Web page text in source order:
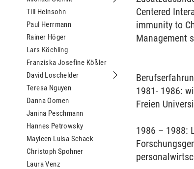
Untermenu Michael Gielnik
Till Heinsohn
Paul Herrmann
Rainer Höger
Lars Köchling
Franziska Josefine Kößler
David Loschelder
Untermenu David
Teresa Nguyen
Danna Oomen
Janina Peschmann
Hannes Petrowsky
Mayleen Luisa Schack
Christoph Spohner
Laura Venz
Centered
immunity to
Management
1981- 1986:
Freien
1986 – 1988: